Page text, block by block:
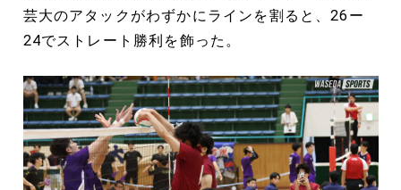
芸大のアタックがわずかにラインを割ると、26ー
24でストレート勝利を飾った。